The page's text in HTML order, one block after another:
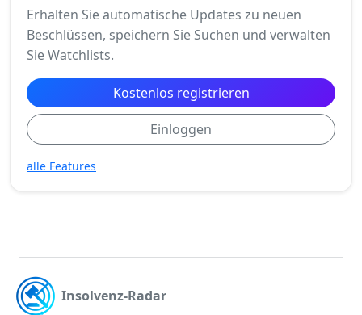
Erhalten Sie automatische Updates zu neuen
Beschlüssen, speichern Sie Suchen und verwalten
Sie Watchlists.
Kostenlos registrieren
Einloggen
alle Features
Insolvenz-Radar